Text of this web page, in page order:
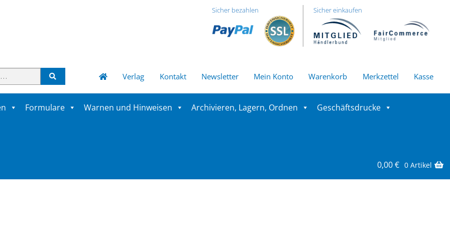
Sicher bezahlen Sicher einkaufen
Verlag Kontakt Newsletter Mein Konto Warenkorb Merkzettel Kasse
Formulare Warnen und Hinweisen Archivieren, Lagern, Ordnen Geschäftsdrucke
0,00€ 0 Artikel